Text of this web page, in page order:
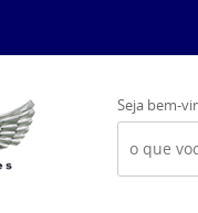
Seja bem-